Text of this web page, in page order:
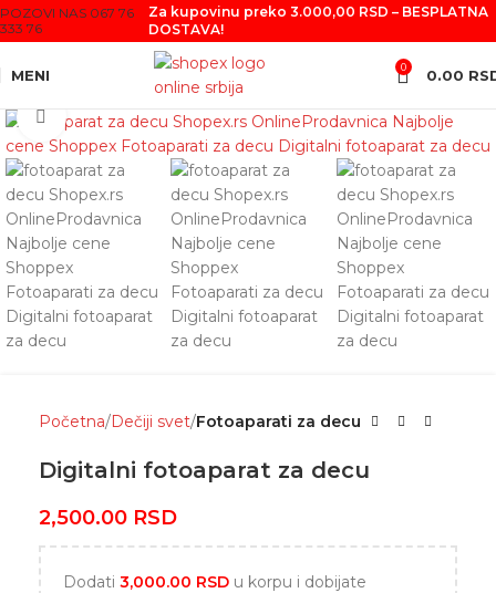
POZOVI NAS 067 76
333 76
Za kupovinu preko 3.000,00 RSD – BESPLATNA
DOSTAVA!
MENI 0 0.00
Click to enlarge
Početna Dečiji svet Fotoaparati za decu
Digitalni fotoaparat za decu
2,500.00 RSD
Dodati 3,000.00 RSD u korpu i dobijate